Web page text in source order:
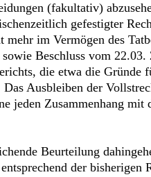
(fakultativ)
gefestigter
mehr im Vermögen des
Beschluss vom
die etwa die
Ausbleiben der
jeden Zusammenhang
Beurteilung
der